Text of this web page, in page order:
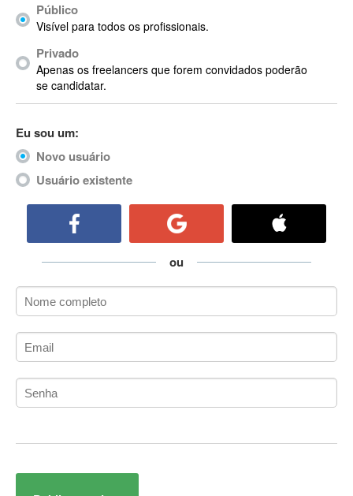
Acronis
ACT
Actian
Actimize
ActionScript
Active Directory
ActiveCollab
ActiveX
Adianti Framework
Administração Acadêmica
Administração de Artistas e Repertórios
Administração de Banco de Dados
Administração de Redes
Administração PostgreSQL
Administrador de Sistemas
ADO.NET Entity Framework
Público
Visível para todos os profissionais.
Privado
Apenas os freelancers que forem convidados poderão
se candidatar.
Eu sou um:
Novo usuário
Usuário existente
ou